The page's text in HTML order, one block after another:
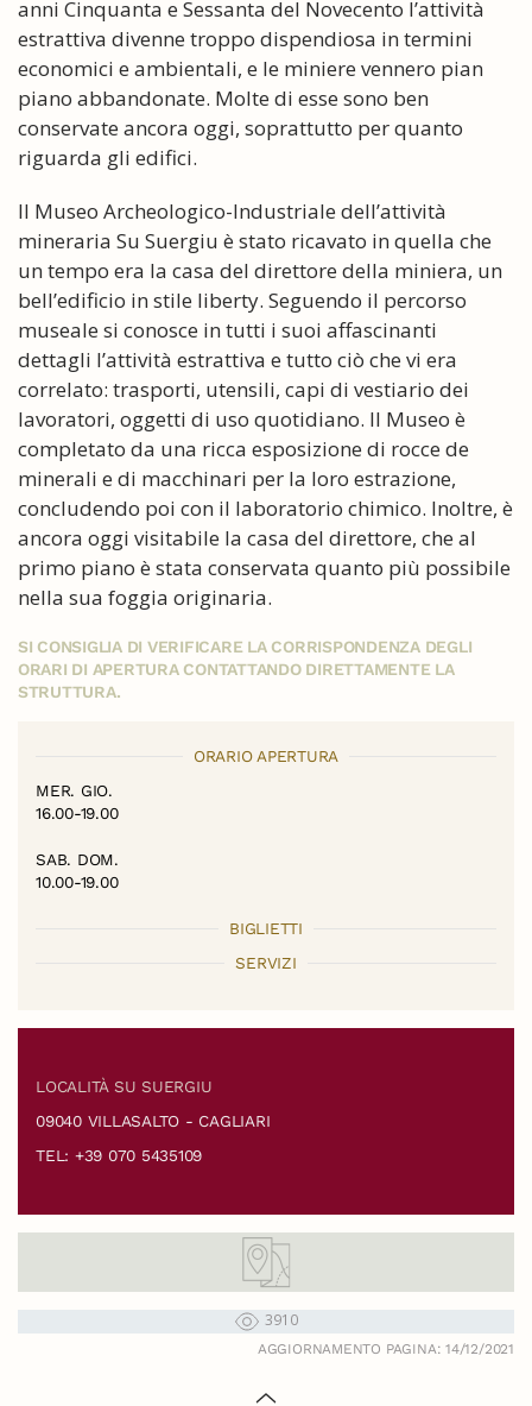
anni Cinquanta e Sessanta del Novecento l’attività
estrattiva divenne troppo dispendiosa in termini
economici e ambientali, e le miniere vennero pian
piano abbandonate. Molte di esse sono ben
conservate ancora oggi, soprattutto per quanto
riguarda gli edifici.
Il Museo Archeologico-Industriale dell’attività
mineraria Su Suergiu è stato ricavato in quella che
un tempo era la casa del direttore della miniera, un
bell’edificio in stile liberty. Seguendo il percorso
museale si conosce in tutti i suoi affascinanti
dettagli l’attività estrattiva e tutto ciò che vi era
correlato: trasporti, utensili, capi di vestiario dei
lavoratori, oggetti di uso quotidiano. Il Museo è
completato da una ricca esposizione di rocce de
minerali e di macchinari per la loro estrazione,
concludendo poi con il laboratorio chimico. Inoltre, è
ancora oggi visitabile la casa del direttore, che al
primo piano è stata conservata quanto più possibile
nella sua foggia originaria.
SI CONSIGLIA DI VERIFICARE LA CORRISPONDENZA DEGLI
ORARI DI APERTURA CONTATTANDO DIRETTAMENTE LA
STRUTTURA.
ORARIO APERTURA
MER. GIO.
16.00-19.00
SAB. DOM.
10.00-19.00
BIGLIETTI
SERVIZI
LOCALITÀ SU SUERGIU
09040 VILLASALTO - CAGLIARI
TEL: +39 070 5435109
3910
AGGIORNAMENTO PAGINA: 14/12/2021